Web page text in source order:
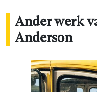
Ander werk
Anderson